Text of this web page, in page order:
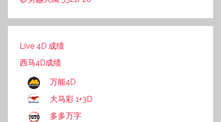
Live 4D 成绩
西马4D成绩
万能4D
大马彩 1+3D
多多万字